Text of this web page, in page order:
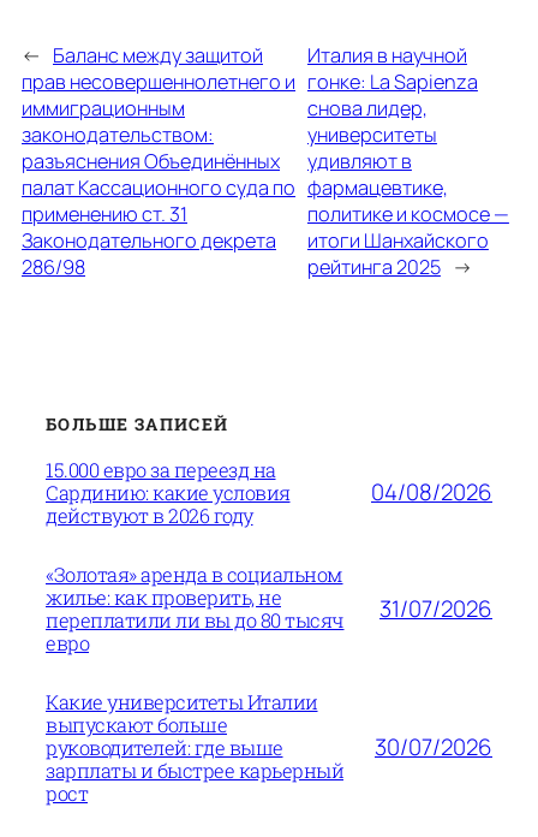
← Баланс между защитой
прав несовершеннолетнего и
иммиграционным
законодательством:
разъяснения Объединённых
палат Кассационного суда по
применению ст. 31
Законодательного декрета
286/98
Италия в научной
гонке: La Sapienza
снова лидер,
университеты
удивляют в
фармацевтике,
политике и космосе —
итоги Шанхайского
рейтинга 2025 →
БОЛЬШЕ ЗАПИСЕЙ
15.000 евро за переезд на
Сардинию: какие условия
действуют в 2026 году
04/08/2026
«Золотая» аренда в социальном
жилье: как проверить, не
переплатили ли вы до 80 тысяч
евро
31/07/2026
Какие университеты Италии
выпускают больше
руководителей: где выше
зарплаты и быстрее карьерный
рост
30/07/2026